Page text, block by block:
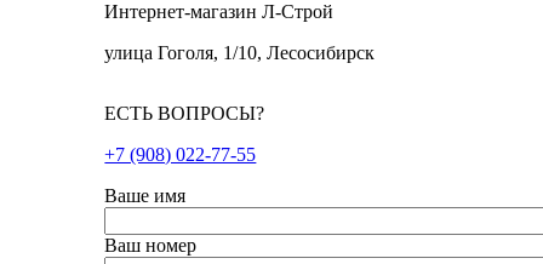
Интернет-магазин Л-Строй
улица Гоголя, 1/10, Лесосибирск
ЕСТЬ ВОПРОСЫ?
+7 (908) 022-77-55
Ваше имя
Ваш номер